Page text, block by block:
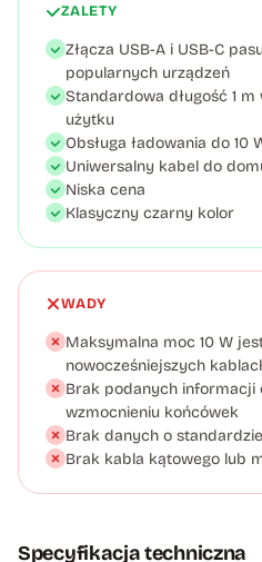
ZALETY
Złącza USB-A i USB-C
popularnych urządzeń
Standardowa długość 1
użytku
Obsługa ładowania do 10
Uniwersalny kabel do
Niska cena
Klasyczny czarny kolor
WADY
Maksymalna moc 10 W
nowocześniejszych
Brak podanych informacji
wzmocnieniu końcówek
Brak danych o
Brak kabla kątowego lub
Specyfikacja techniczna